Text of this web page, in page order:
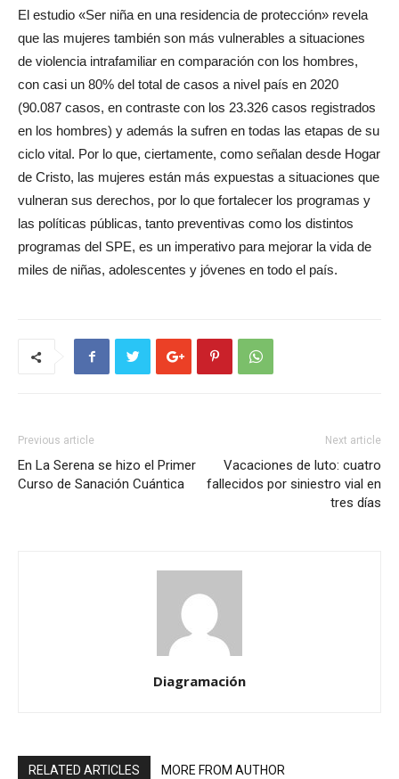
El estudio «Ser niña en una residencia de protección» revela
que las mujeres también son más vulnerables a situaciones
de violencia intrafamiliar en comparación con los hombres,
con casi un 80% del total de casos a nivel país en 2020
(90.087 casos, en contraste con los 23.326 casos registrados
en los hombres) y además la sufren en todas las etapas de su
ciclo vital. Por lo que, ciertamente, como señalan desde Hogar
de Cristo, las mujeres están más expuestas a situaciones que
vulneran sus derechos, por lo que fortalecer los programas y
las políticas públicas, tanto preventivas como los distintos
programas del SPE, es un imperativo para mejorar la vida de
miles de niñas, adolescentes y jóvenes en todo el país.
Previous article
En La Serena se hizo el Primer
Curso de Sanación Cuántica
Next article
Vacaciones de luto: cuatro
fallecidos por siniestro vial en
tres días
Diagramación
RELATED ARTICLES MORE FROM AUTHOR